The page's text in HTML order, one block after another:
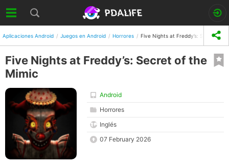
Aplicaciones Android Juegos en Android Horrores Five Nights at Freddy’s: Secret of
Five Nights at Freddy’s: Secret of the
Mimic
Android
Horrores
Inglés
07 February 2026